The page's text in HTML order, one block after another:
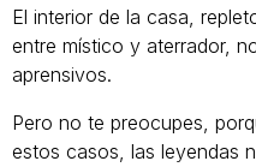
El interior de la casa,
entre místico y aterrador,
aprensivos.
Pero no te preocupes,
estos casos, las leyendas